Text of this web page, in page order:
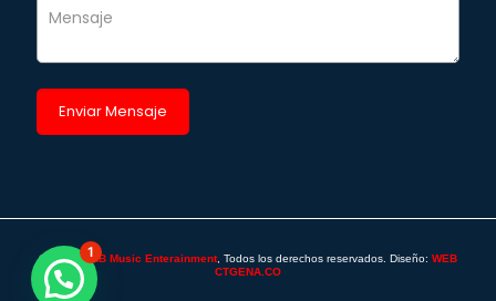
©2025 -SAB Music Enterainment, Todos los derechos reservados. Diseño: WEB
CTGENA.CO
1